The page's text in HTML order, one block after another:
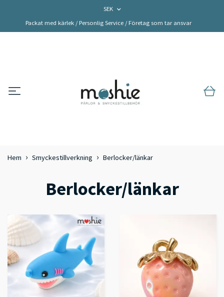
SEK
Packat med kärlek / Personlig Service / Företag som tar ansvar
Hem Smyckestillverkning Berlocker/länkar
Berlocker/länkar